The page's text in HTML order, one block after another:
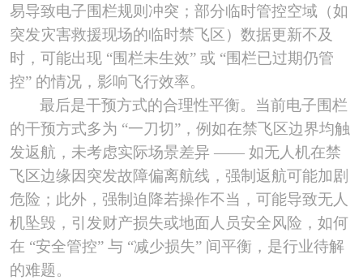
易导致电子围栏规则冲突；部分临时管控空域（如
突发灾害救援现场的临时禁飞区）数据更新不及
时，可能出现 “围栏未生效” 或 “围栏已过期仍管
控” 的情况，影响飞行效率。
最后是干预方式的合理性平衡。当前电子围栏
的干预方式多为 “一刀切”，例如在禁飞区边界均触
发返航，未考虑实际场景差异 —— 如无人机在禁
飞区边缘因突发故障偏离航线，强制返航可能加剧
危险；此外，强制迫降若操作不当，可能导致无人
机坠毁，引发财产损失或地面人员安全风险，如何
在 “安全管控” 与 “减少损失” 间平衡，是行业待解
的难题。